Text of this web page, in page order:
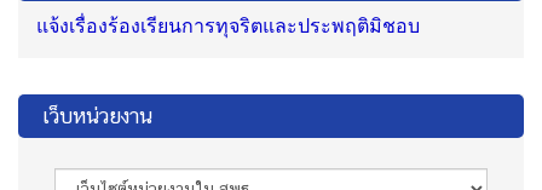
แจ้งเรื่องร้องเรียนการทุจริตและประพฤติมิชอบ
เว็บหน่วยงาน